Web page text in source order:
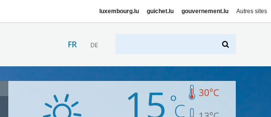
luxembourg.lu guichet.lu gouvernement.lu Autres sites
FR DE
15 30°C